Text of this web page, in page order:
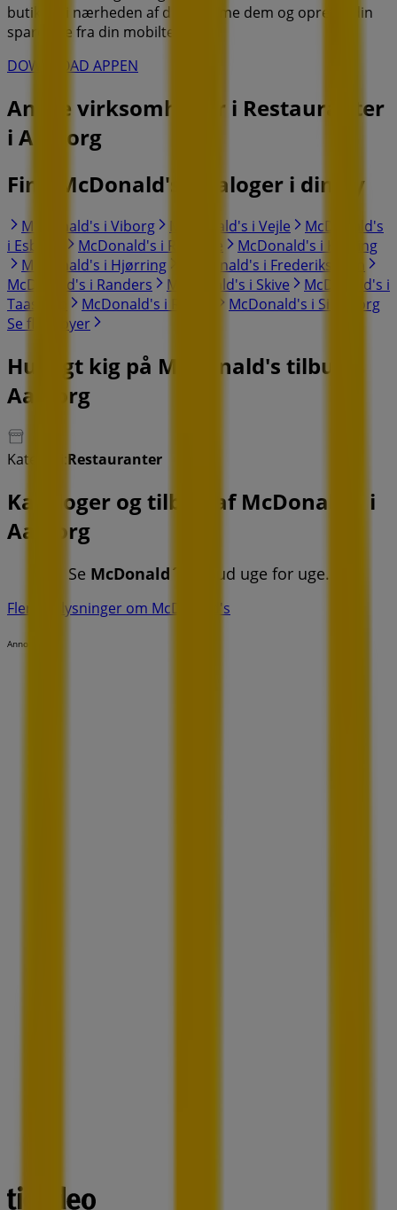
butikker i nærheden af dig, gemme dem og oprette din
spareliste fra din mobiltelefon.
DOWNLOAD APPEN
Andre virksomheder i Restauranter
i Aalborg
Find McDonald'skataloger i din by
McDonald's i Viborg McDonald's i Vejle
McDonald's
i Esbjerg
McDonald's i Roskilde
McDonald's i Kolding
McDonald's i Hjørring
McDonald's i Frederikshavn
McDonald's i Randers
McDonald's i Skive
McDonald's i
Taastrup
McDonald's i Rønde
McDonald's i Silkeborg
Se flere byer
Hurtigt kig på McDonald's tilbud i
Aalborg
Kategori: Restauranter
Kataloger og tilbud af McDonald's i
Aalborg
Se McDonald´s tilbud uge for uge.
Flere oplysninger om McDonald's
Annoncering